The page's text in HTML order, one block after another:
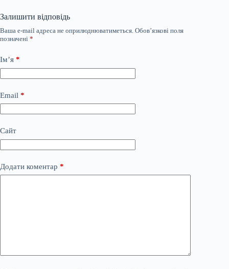
Залишити відповідь
Ваша e-mail адреса не оприлюднюватиметься. Обов’язкові поля
позначені *
Ім’я *
Email *
Сайт
Додати коментар *